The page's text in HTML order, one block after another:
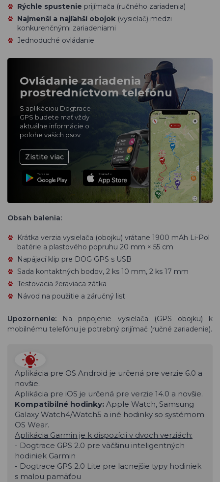
Rýchle spustenie prijímača (ručného zariadenia)
Najmenší a najľahší obojok (vysielač) medzi
konkurenčnými zariadeniami
Jednoduché ovládanie
Ovládanie zariadenia
prostredníctvom telefónu
S aplikáciou Dogtrace
GPS budete mať vždy
aktuálne informácie o
polohe vašich psov
Zistite viac
Teraz na Stiahnuť v
Obsah balenia:
Krátka verzia vysielača (obojku) vrátane 1900 mAh Li-Pol
batérie a plastového popruhu 20 mm × 55 cm
Napájací klip pre DOG GPS s USB
Sada kontaktných bodov, 2 ks 10 mm, 2 ks 17 mm
Testovacia žeraviaca zátka
Návod na použitie a záručný list
Upozornenie:
Na pripojenie vysielača (GPS obojku) k
mobilnému telefónu je potrebný prijímač (ručné zariadenie).
Aplikácia pre OS Android je určená pre verzie 6.0 a
novšie.
Aplikácia pre iOS je určená pre verzie 14.0 a novšie.
Kompatibilné hodinky: Apple Watch, Samsung
Galaxy Watch4/Watch5 a iné hodinky so systémom
OS Wear.
Aplikácia Garmin je k dispozícii v dvoch verziách:
- Dogtrace GPS 2.0 pre väčšinu inteligentných
hodiniek Garmin
- Dogtrace GPS 2.0 Lite pre lacnejšie typy hodiniek
s malou pamäťou